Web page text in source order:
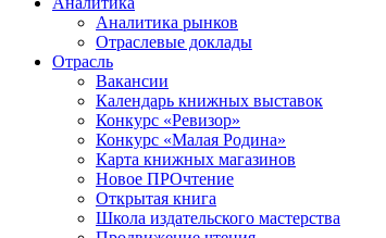
Аналитика рынков
Отраслевые доклады
Отрасль
Вакансии
Календарь книжных выставок
Конкурс «Ревизор»
Конкурс «Малая Родина»
Карта книжных магазинов
Новое ПРОчтение
Открытая книга
Школа издательского мастерства